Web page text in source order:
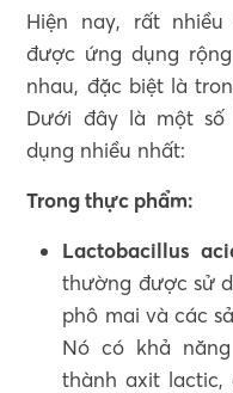
Hiện nay, rất
được ứng dụng
nhau, đặc biệt là
Dưới đây là một
dụng nhiều nhất:
Trong thực phẩm:
Lactobacillus
thường được sử
phô mai và các
Nó có khả
thành axit